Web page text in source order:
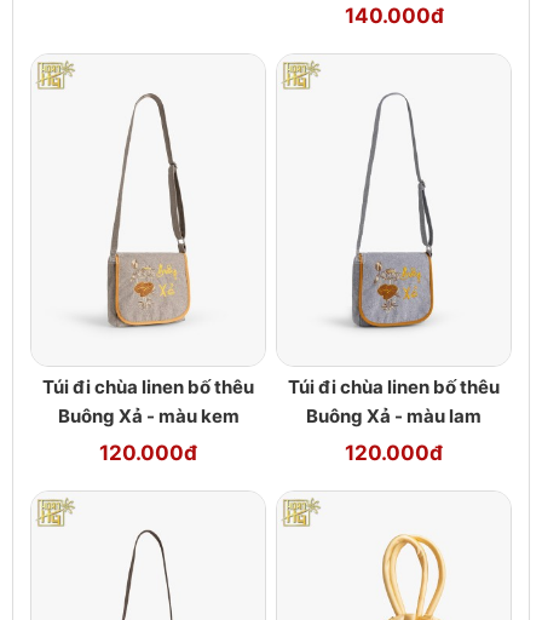
140.000đ
Túi đi chùa linen bố thêu
Buông Xả - màu kem
120.000đ
Túi đi chùa linen bố thêu
Buông Xả - màu lam
120.000đ